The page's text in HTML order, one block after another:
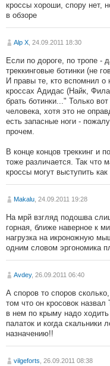
кроссы хороши, спору нет,
в обзоре
Alp X , 24.09.2011 18:30
Если по дороге, по тропе -
треккинговые ботинки (не
И правы те, кто вспомнил о
кроссах Адидас (Найк,
брать ботинки..." Только
человека, хотя это не
есть запасные ноги -
прочем.
В конце концов треккинг и
тоже различается. Так что
кроссы могут выступить
Makalu , 24.09.2011 19:28
На мрй взгляд подошва
горная, ближе наверное к
нагрузка на икроножную
одним словом эргономика
Avdey, 26.09.2011 06:40
А споров то споров
том что он кросовок
в нем по крыму надо
палаток и когда
назначению!!
vilgeforts , 26.09.2011 08:38